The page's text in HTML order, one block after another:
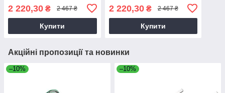
2 220,30 ₴ 2 467 ₴
Купити
Mercedes, Peugeot, Toyota
2 220,30₴ 2 467 ₴
Купити
Акційні пропозиції та новинки
–10% –10%